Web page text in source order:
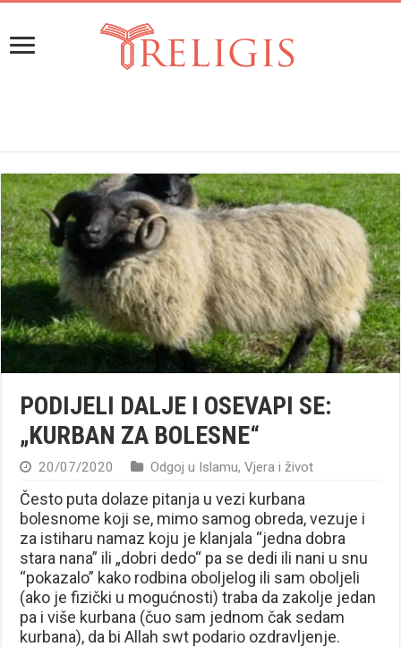
PODIJELI DALJE I OSEVAPI SE:
„KURBAN ZA BOLESNE“
20/07/2020 Odgoj u Islamu,Vjera i život
Često puta dolaze pitanja u vezi kurbana
bolesnome koji se, mimo samog obreda, vezuje i
za istiharu namaz koju je klanjala “jedna dobra
stara nana” ili „dobri dedo“ pa se dedi ili nani u snu
“pokazalo” kako rodbina oboljelog ili sam oboljeli
(ako je fizički u mogućnosti) traba da zakolje jedan
pa i više kurbana (čuo sam jednom čak sedam
kurbana), da bi Allah swt podario ozdravljenje.